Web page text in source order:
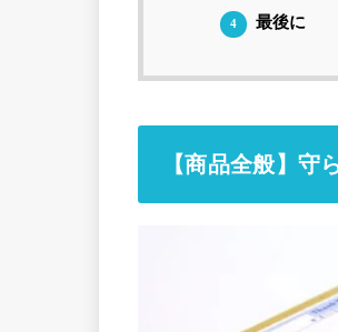
4 最後に
【商品全般】守